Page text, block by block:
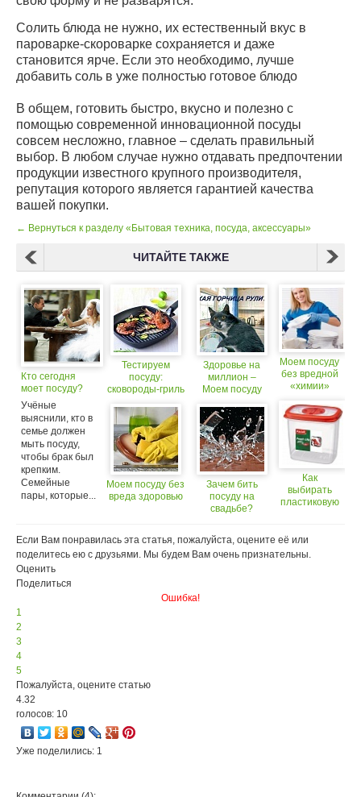
Солить блюда не нужно, их естественный вкус в
пароварке-скороварке сохраняется и даже
становится ярче. Если это необходимо, лучше
добавить соль в уже полностью готовое блюдо
В общем, готовить быстро, вкусно и полезно с
помощью современной инновационной посуды
совсем несложно, главное – сделать правильный
выбор. В любом случае нужно отдавать предпочтении
продукции известного крупного производителя,
репутация которого является гарантией качества
вашей покупки.
← Вернуться к разделу «Бытовая техника, посуда, аксессуары»
ЧИТАЙТЕ ТАКЖЕ
Кто сегодня
моет посуду?
Учёные
выяснили, кто в
семье должен
мыть посуду,
чтобы брак был
крепким.
Семейные
пары, которые...
Тестируем
посуду:
сковороды-гриль
Моем посуду без
вреда здоровью
Здоровье на
миллион –
Моем посуду
Зачем бить
посуду на
свадьбе?
Моем посуду
без вредной
«химии»
Как
выбирать
пластиковую
Если Вам понравилась эта статья, пожалуйста, оцените её или
поделитесь ею с друзьями. Мы будем Вам очень признательны.
Оценить
Поделиться
Ошибка!
1
2
3
4
5
Пожалуйста, оцените статью
4.32
голосов: 10
Уже поделились: 1